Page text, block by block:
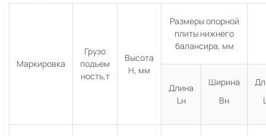
Маркировка
Грузо
подъем
ность,т
Высота
Н, мм
Размеры опорной
плиты нижнего
балансира, мм
Длина
Lн
Ширина
Вн